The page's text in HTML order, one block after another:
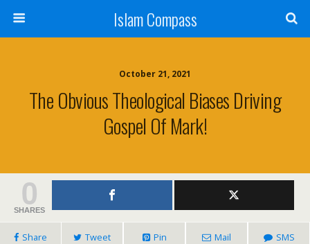
Islam Compass
October 21, 2021
The Obvious Theological Biases Driving
Gospel Of Mark!
0
SHARES
Share Tweet Pin Mail SMS